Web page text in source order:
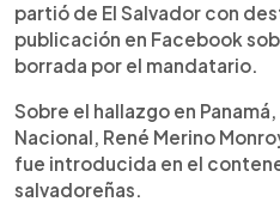
partió de El Salvador con
publicación en Facebook
borrada por el mandatario.
Sobre el hallazgo en
Nacional, René Merino
fue introducida en el
salvadoreñas.